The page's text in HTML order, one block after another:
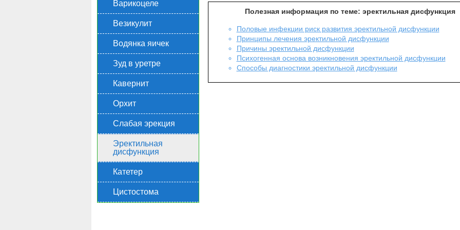
Полезная информация по теме: эректильная дисфункция
Половые инфекции риск развития эректильной дисфункции
Принципы лечения эректильной дисфункции
Причины эректильной дисфункции
Психогенная основа возникновения эректильной дисфункции
Способы диагностики эректильной дисфункции
Варикоцеле
Везикулит
Водянка яичек
Зуд в уретре
Кавернит
Орхит
Слабая эрекция
Эректильная
дисфункция
Катетер
Цистостома